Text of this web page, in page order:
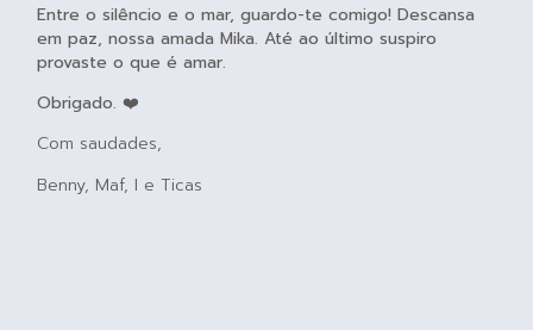
Entre o silêncio e o mar, guardo-te comigo! Descansa
em paz, nossa amada Mika. Até ao último suspiro
provaste o que é amar.
Obrigado.❤️
Com saudades,
Benny, Maf, I e Ticas